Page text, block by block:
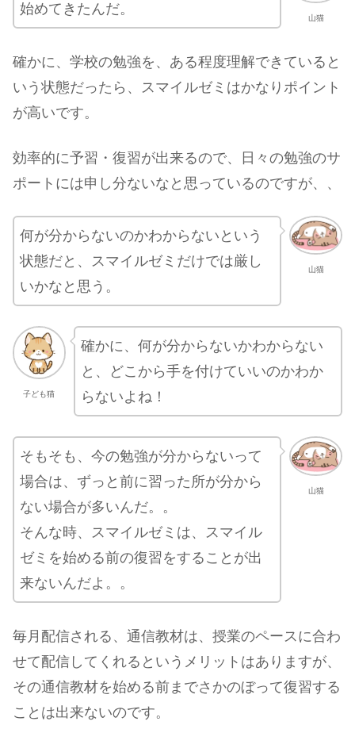
山猫
始めてきたんだ。
確かに、学校の勉強を、ある程度理解できていると
いう状態だったら、スマイルゼミはかなりポイント
が高いです。
効率的に予習・復習が出来るので、日々の勉強のサ
ポートには申し分ないなと思っているのですが、、
山猫
何が分からないのかわからないという
状態だと、スマイルゼミだけでは厳し
いかなと思う。
子ども猫
確かに、何が分からないかわからない
と、どこから手を付けていいのかわか
らないよね！
山猫
そもそも、今の勉強が分からないって
場合は、ずっと前に習った所が分から
ない場合が多いんだ。。
そんな時、スマイルゼミは、スマイル
ゼミを始める前の復習をすることが出
来ないんだよ。。
毎月配信される、通信教材は、授業のペースに合わ
せて配信してくれるというメリットはありますが、
その通信教材を始める前までさかのぼって復習する
ことは出来ないのです。